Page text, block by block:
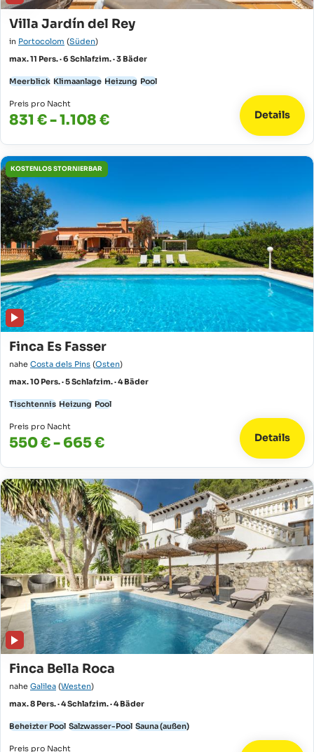
Villa Jardín del Rey
in Portocolom (Süden)
max. 11 Pers. · 6 Schlafzim. · 3 Bäder
Meerblick Klimaanlage Heizung Pool
Preis pro Nacht
831 € - 1.108 € Details
KOSTENLOS STORNIERBAR
Finca Es Fasser
nahe Costa dels Pins (Osten)
max. 10 Pers. · 5 Schlafzim. · 4 Bäder
Tischtennis Heizung Pool
Preis pro Nacht
550 € - 665 € Details
Finca Bella Roca
nahe Galilea (Westen)
max. 8 Pers. · 4 Schlafzim. · 4 Bäder
Beheizter Pool Salzwasser-Pool Sauna (außen)
Preis pro Nacht